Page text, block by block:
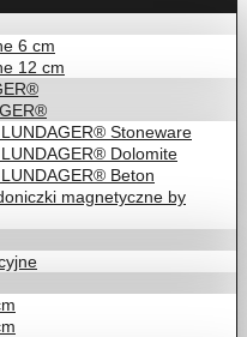
6 cm
12 cm
Stoneware
Dolomite
Beton
magnetyczne by